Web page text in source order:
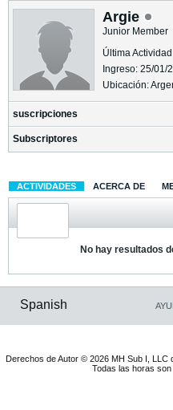
Argie
Junior Member
Última
Ingreso: 25/01/
Ubicación:
suscripciones
Subscriptores
ACTIVIDADES ACERCA DE
No hay resultados
Spanish
Derechos de Autor © 2026 MH Sub I, LLC
Todas las horas